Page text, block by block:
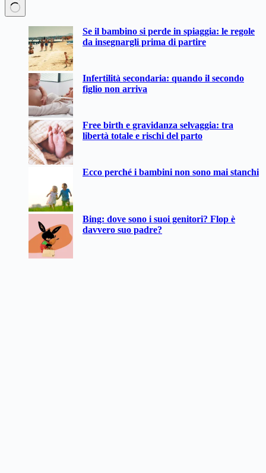
Se il bambino si perde in spiaggia: le regole
da insegnargli prima di partire
Infertilità secondaria: quando il secondo
figlio non arriva
Free birth e gravidanza selvaggia: tra
libertà totale e rischi del parto
Ecco perché i bambini non sono mai stanchi
Bing: dove sono i suoi genitori? Flop è
davvero suo padre?